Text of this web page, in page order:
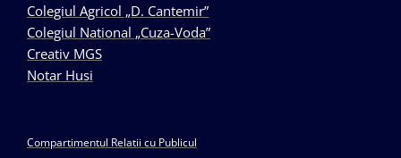
Colegiul Agricol „D. Cantemir”
Colegiul National „Cuza-Voda”
Creativ MGS
Notar Husi
Compartimentul Relatii cu Publicul